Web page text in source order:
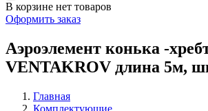
В корзине нет товаров
Оформить заказ
Аэроэлемент конька -
VENTAKROV длина 5м,
Главная